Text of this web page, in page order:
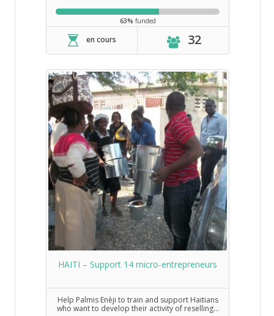
63% funded
en cours 32
HAITI – Support 14 micro-entrepreneurs
Help Palmis Enèji to train and support Haitians
who want to develop their activity of reselling...